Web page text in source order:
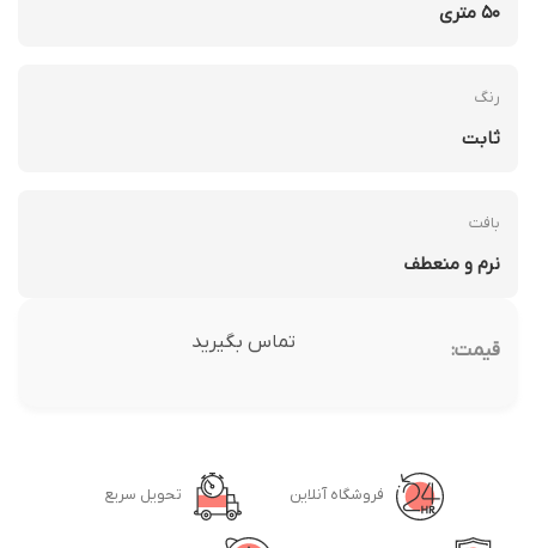
50 متری
رنگ
ثابت
بافت
نرم و منعطف
قیمت: تماس بگیرید
فروشگاه آنلاین تحویل سریع